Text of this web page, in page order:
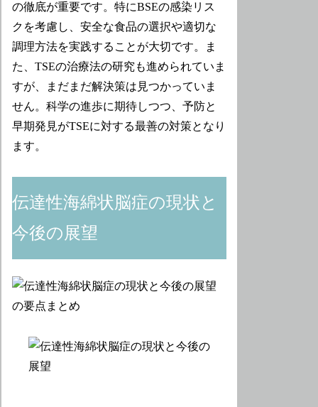
の徹底が重要です。特にBSEの感染リス
クを考慮し、安全な食品の選択や適切な
調理方法を実践することが大切です。ま
た、TSEの治療法の研究も進められていま
すが、まだまだ解決策は見つかっていま
せん。科学の進歩に期待しつつ、予防と
早期発見がTSEに対する最善の対策となり
ます。
伝達性海綿状脳症の現状と
今後の展望